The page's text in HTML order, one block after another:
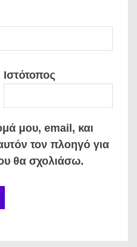
Ιστότοπος
μου, email, και
τον πλοηγό για
θα σχολιάσω.